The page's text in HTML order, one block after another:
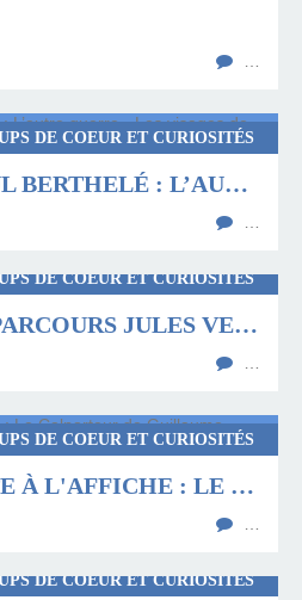
DE COEUR ET CURIOSITÉS
LE FONDS RAOUL BERTHELÉ : L’AUTRE GUERRE - LES VISAGES DE L’ARRIÈRE-FRONT EN 1915
DE COEUR ET CURIOSITÉS
ARONNAX : UN PARCOURS JULES VERNE À AMIENS
DE COEUR ET CURIOSITÉS
UN BOUQUINISTE À L'AFFICHE : LE COLPORTEUR DE GUILLAUME LEHINGUE
DE COEUR ET CURIOSITÉS